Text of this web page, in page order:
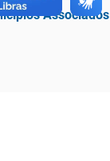
Associados